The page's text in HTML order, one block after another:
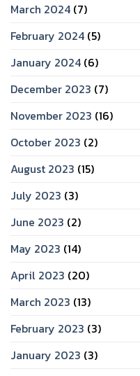
March 2024 (7)
February 2024 (5)
January 2024 (6)
December 2023 (7)
November 2023 (16)
October 2023 (2)
August 2023 (15)
July 2023 (3)
June 2023 (2)
May 2023 (14)
April 2023 (20)
March 2023 (13)
February 2023 (3)
January 2023 (3)